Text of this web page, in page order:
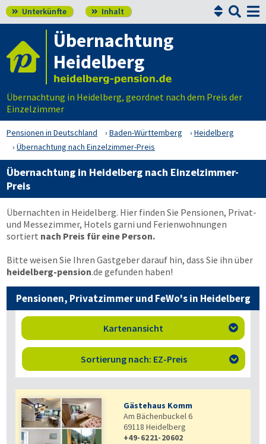
 Unterkünfte  Inhalt 

Übernachtung
Heidelberg
Übernachtung in Heidelberg, geordnet nach dem Preis der
Einzelzimmer
Pensionen in Deutschland Baden-Württemberg
Heidelberg
Übernachtung nach Einzelzimmer-Preis
Übernachtung in Heidelberg nach Einzelzimmer-
Preis
Übernachten in Heidelberg. Hier finden Sie Pensionen, Privat-
und Messezimmer, Hotels garni und Ferienwohnungen
sortiert nach Preis für eine Person.
Bitte weisen Sie Ihren Gastgeber darauf hin, dass Sie ihn über
heidelberg-pension.de gefunden haben!
Pensionen, Privatzimmer und FeWo's in Heidelberg
Kartenansicht 
Sortierung nach: EZ-Preis 
Gästehaus Komm
Am Bächenbuckel 6
69118 Heidelberg
+49-6221-20602